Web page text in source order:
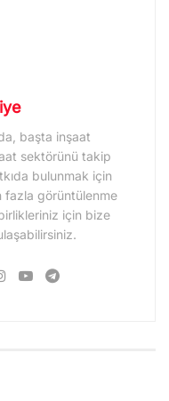
başta inşaat
sektörünü takip
bulunmak için
fazla görüntülenme
için bize